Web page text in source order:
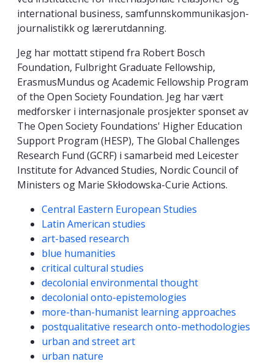
international business, samfunnskommunikasjon-
journalistikk og lærerutdanning.
Jeg har mottatt stipend fra Robert Bosch
Foundation, Fulbright Graduate Fellowship,
ErasmusMundus og Academic Fellowship Program
of the Open Society Foundation. Jeg har vært
medforsker i internasjonale prosjekter sponset av
The Open Society Foundations' Higher Education
Support Program (HESP), The Global Challenges
Research Fund (GCRF) i samarbeid med Leicester
Institute for Advanced Studies, Nordic Council of
Ministers og Marie Skłodowska-Curie Actions.
Kompetanseord
Central Eastern European Studies
Latin American studies
art-based research
blue humanities
critical cultural studies
decolonial environmental thought
decolonial onto-epistemologies
more-than-humanist learning approaches
postqualitative research onto-methodologies
urban and street art
urban nature